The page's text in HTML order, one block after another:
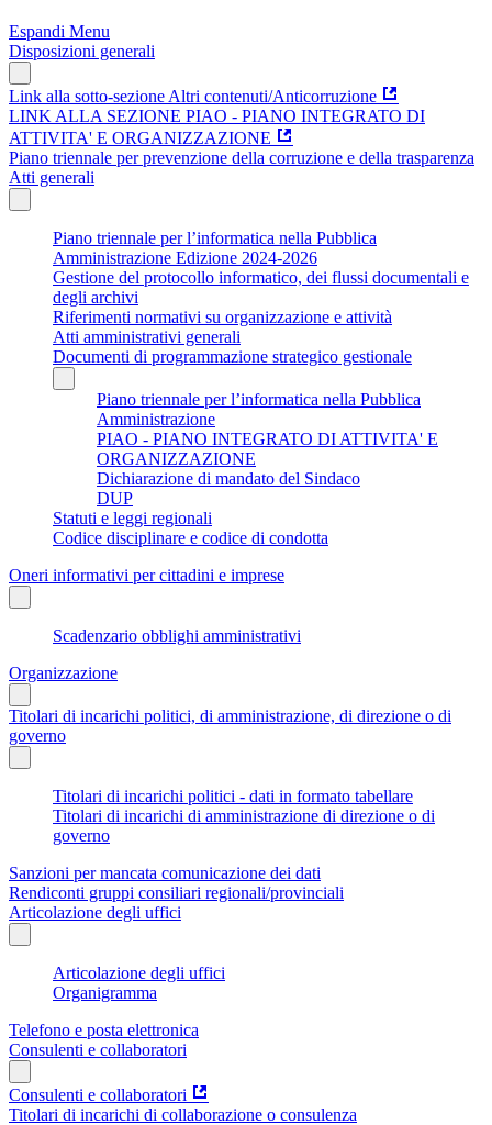
Espandi Menu
Disposizioni generali
Link alla sotto-sezione Altri contenuti/Anticorruzione
LINK ALLA SEZIONE PIAO - PIANO INTEGRATO DI
ATTIVITA' E ORGANIZZAZIONE
Piano triennale per prevenzione della corruzione e della trasparenza
Atti generali
Piano triennale per l’informatica nella Pubblica
Amministrazione Edizione 2024-2026
Gestione del protocollo informatico, dei flussi documentali e
degli archivi
Riferimenti normativi su organizzazione e attività
Atti amministrativi generali
Documenti di programmazione strategico gestionale
Piano triennale per l’informatica nella Pubblica
Amministrazione
PIAO - PIANO INTEGRATO DI ATTIVITA' E
ORGANIZZAZIONE
Dichiarazione di mandato del Sindaco
DUP
Statuti e leggi regionali
Codice disciplinare e codice di condotta
Oneri informativi per cittadini e imprese
Scadenzario obblighi amministrativi
Organizzazione
Titolari di incarichi politici, di amministrazione, di direzione o di
governo
Titolari di incarichi politici - dati in formato tabellare
Titolari di incarichi di amministrazione di direzione o di
governo
Sanzioni per mancata comunicazione dei dati
Rendiconti gruppi consiliari regionali/provinciali
Articolazione degli uffici
Articolazione degli uffici
Organigramma
Telefono e posta elettronica
Consulenti e collaboratori
Consulenti e collaboratori
Titolari di incarichi di collaborazione o consulenza